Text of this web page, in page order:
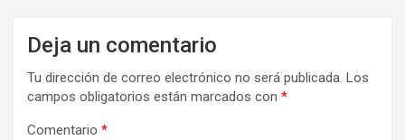
Deja un comentario
Tu dirección de correo electrónico no será publicada. Los
campos obligatorios están marcados con *
Comentario *